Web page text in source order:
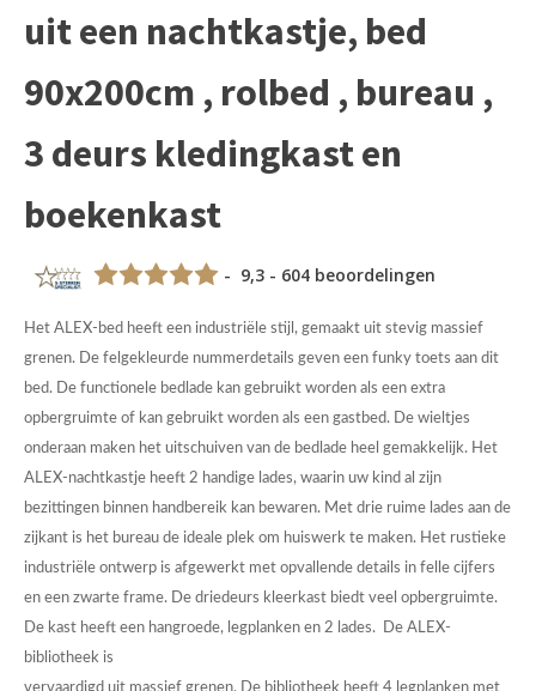
uit een nachtkastje, bed
90x200cm , rolbed , bureau ,
3 deurs kledingkast en
boekenkast
- 9,3 - 604 beoordelingen
Het ALEX-bed heeft een industriële stijl, gemaakt uit stevig massief
grenen. De felgekleurde nummerdetails geven een funky toets aan dit
bed. De functionele bedlade kan gebruikt worden als een extra
opbergruimte of kan gebruikt worden als een gastbed. De wieltjes
onderaan maken het uitschuiven van de bedlade heel gemakkelijk. Het
ALEX-nachtkastje heeft 2 handige lades, waarin uw kind al zijn
bezittingen binnen handbereik kan bewaren. Met drie ruime lades aan de
zijkant is het bureau de ideale plek om huiswerk te maken. Het rustieke
industriële ontwerp is afgewerkt met opvallende details in felle cijfers
en een zwarte frame. De driedeurs kleerkast biedt veel opbergruimte.
De kast heeft een hangroede, legplanken en 2 lades.
De ALEX-
bibliotheek is
vervaardigd uit massief grenen. De bibliotheek heeft 4 legplanken met